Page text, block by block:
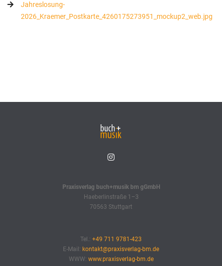
Jahreslosung-
2026_Kraemer_Postkarte_4260175273951_mockup2_web.jpg
Praxisverlag buch+musik bm gGmbH
Haeberlinstraße 1–3
70563 Stuttgart
Tel.: +49 711 9781-423
E-Mail: kontakt@praxisverlag-bm.de
WWW: www.praxisverlag-bm.de